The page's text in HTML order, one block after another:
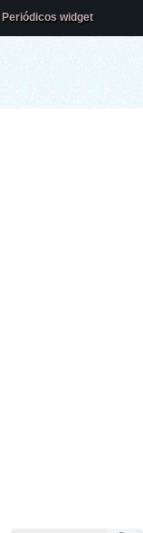
Periódicos widget